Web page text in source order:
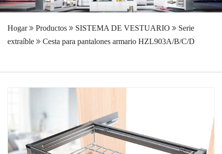
Hogar Productos SISTEMA DE VESTUARIO
Serie
extraíble
Cesta para pantalones armario HZL903A/B/C/D